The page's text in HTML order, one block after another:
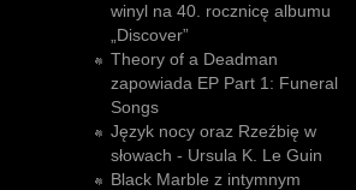
winyl na 40. rocznicę albumu
„Discover”
Theory of a Deadman
zapowiada EP Part 1: Funeral
Songs
Język nocy oraz Rzeźbię w
słowach - Ursula K. Le Guin
Black Marble z intymnym